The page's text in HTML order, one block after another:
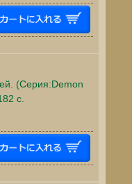
(Серия:Demon
c.